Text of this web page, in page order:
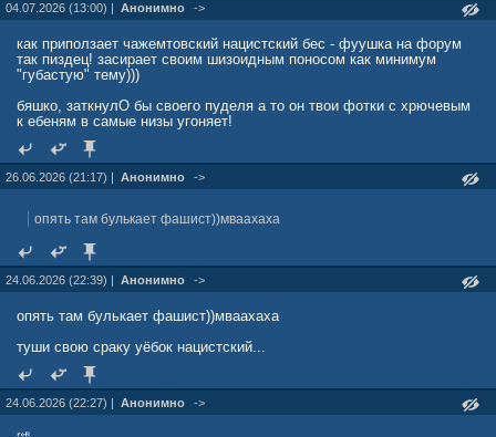
04.07.2026 (13:00) | Анонимно ->
как приползает чажемтовский нацистский бес - фуушка на форум
так пиздец! засирает своим шизоидным поносом как минимум
"губастую" тему)))
бяшко, заткнулО бы своего пуделя а то он твои фотки с хрючевым
к ебеням в самые низы угоняет!
26.06.2026 (21:17) | Анонимно ->
опять там булькает фашист))мваахаха
24.06.2026 (22:39) | Анонимно ->
опять там булькает фашист))мваахаха
туши свою сраку уёбок нацистский...
24.06.2026 (22:27) | Анонимно ->